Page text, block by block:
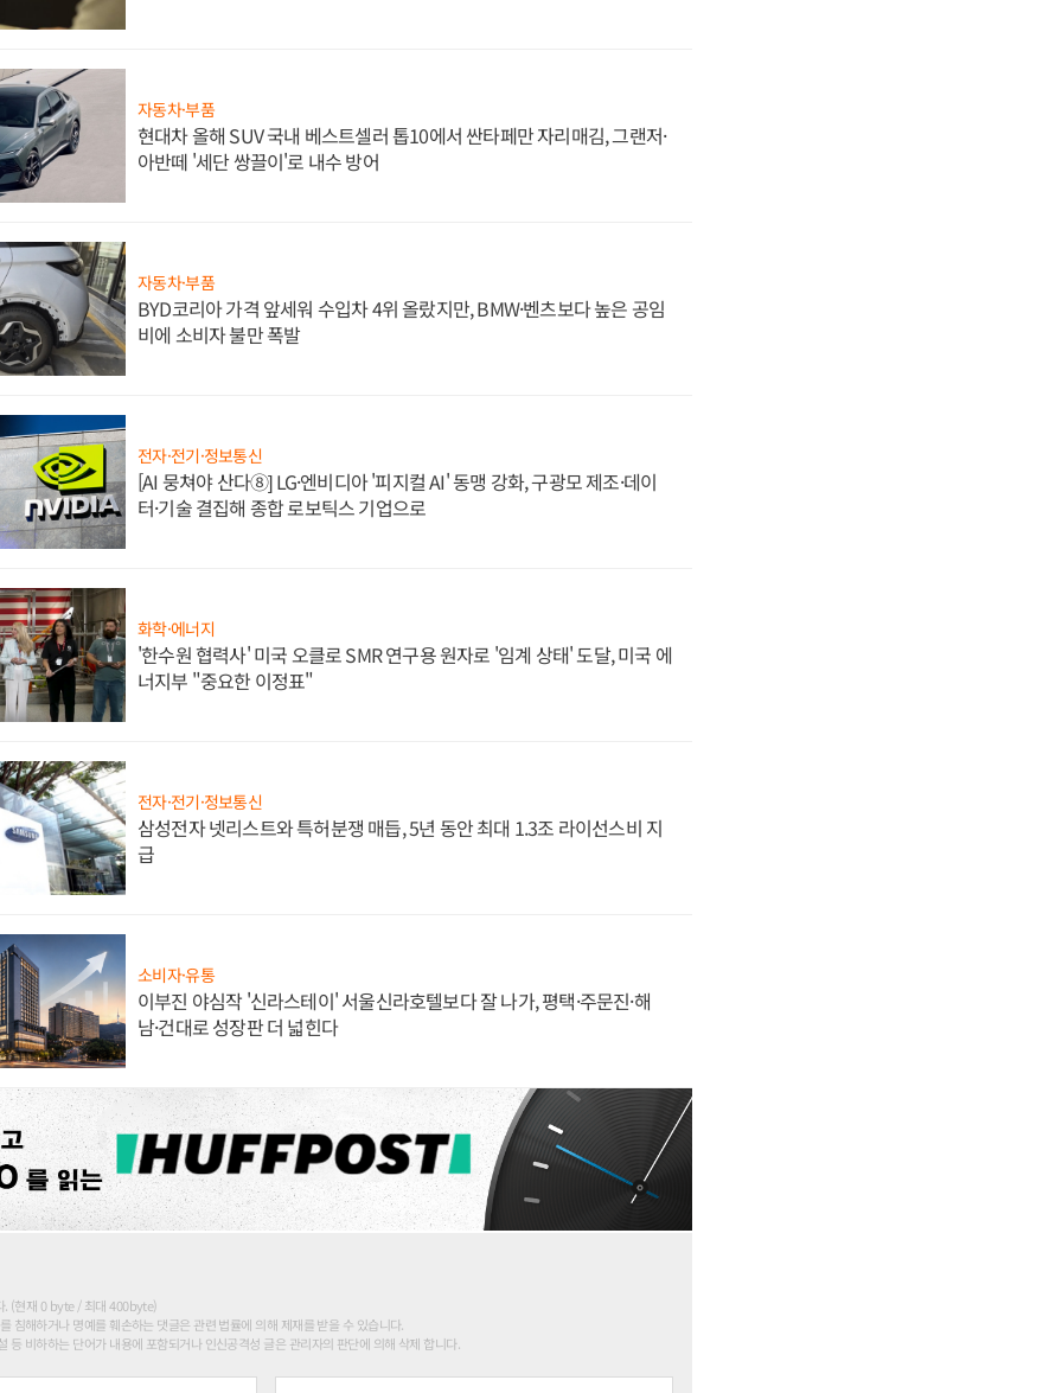
자동차·부품
현대차 올해 SUV 국내 베스트셀러 톱10에서 싼타페만 자리매김, 그랜저·
아반떼 '세단 쌍끌이'로 내수 방어
자동차·부품
BYD코리아 가격 앞세워 수입차 4위 올랐지만, BMW·벤츠보다 높은 공임
비에 소비자 불만 폭발
전자·전기·정보통신
[AI 뭉쳐야 산다⑧] LG·엔비디아 '피지컬 AI' 동맹 강화, 구광모 제조·데이
터·기술 결집해 종합 로보틱스 기업으로
화학·에너지
'한수원 협력사' 미국 오클로 SMR 연구용 원자로 '임계 상태' 도달, 미국 에
너지부 "중요한 이정표"
전자·전기·정보통신
삼성전자 넷리스트와 특허분쟁 매듭, 5년 동안 최대 1.3조 라이선스비 지
급
소비자·유통
이부진 야심작 '신라스테이' 서울신라호텔보다 잘 나가, 평택·주문진·해
남·건대로 성장판 더 넓힌다
. (현재 0 byte / 최대 400byte)
침해하거나 명예를 훼손하는 댓글은 관련 법률에 의해 제재를 받을 수 있습니다.
등 비하하는 단어가 내용에 포함되거나 인신공격성 글은 관리자의 판단에 의해 삭제 합니다.